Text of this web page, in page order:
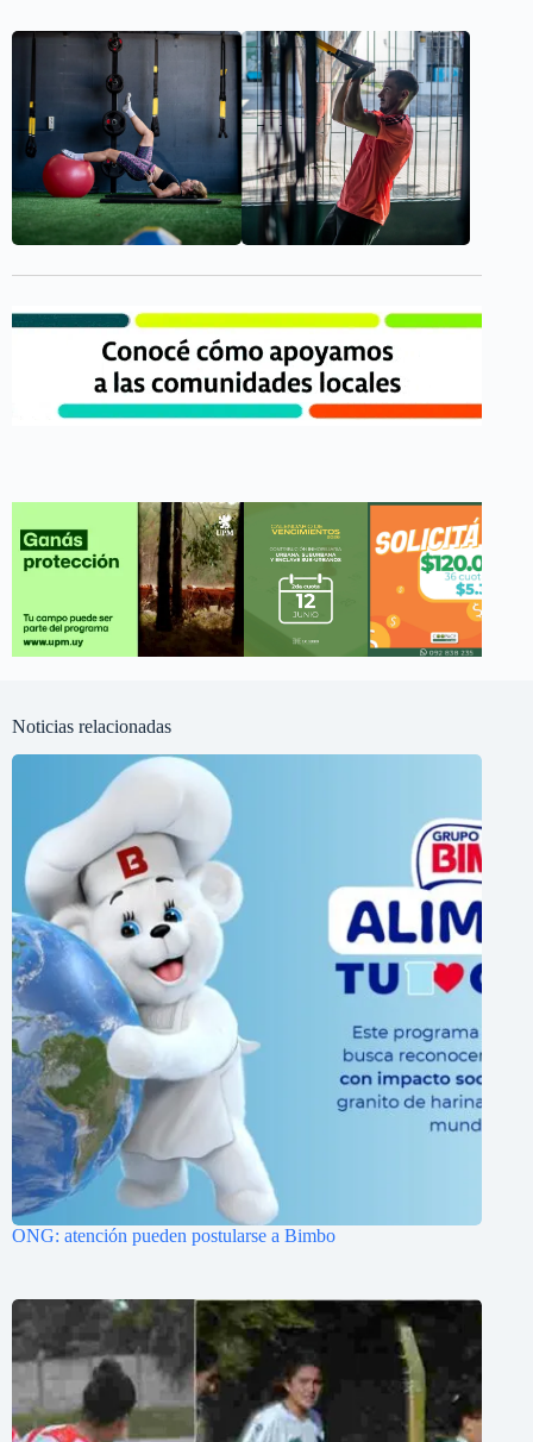
Noticias relacionadas
ONG: atención pueden postularse a Bimbo